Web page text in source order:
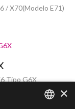
/ X70(Modelo E71)
Tipo G6X
×